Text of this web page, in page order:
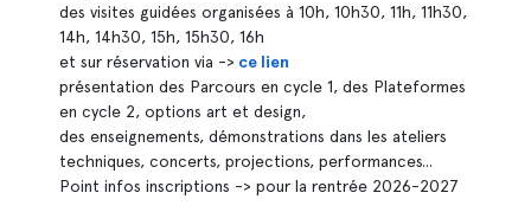
des visites guidées organisées à 10h, 10h30, 11h, 11h30,
14h, 14h30, 15h, 15h30, 16h
et sur réservation via -> ce lien
présentation des Parcours en cycle 1, des Plateformes
en cycle 2, options art et design,
des enseignements, démonstrations dans les ateliers
techniques, concerts, projections, performances...
Point infos inscriptions -> pour la rentrée 2026-2027